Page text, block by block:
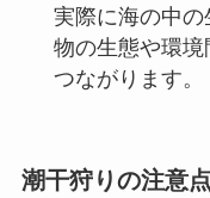
実際に海の中
物の生態や環
つながります。
潮干狩りの注意点